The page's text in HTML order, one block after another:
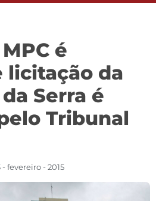
é
licitação da
Serra é
Tribunal
- fevereiro - 2015